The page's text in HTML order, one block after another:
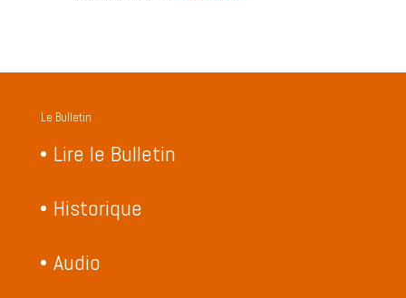
Le Bulletin
Lire le Bulletin
Historique
Audio